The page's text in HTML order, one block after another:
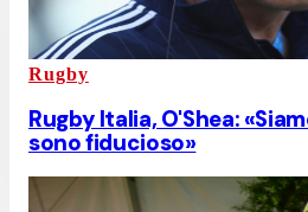
Rugby
Rugby Italia, O'Shea:
sono fiducioso»